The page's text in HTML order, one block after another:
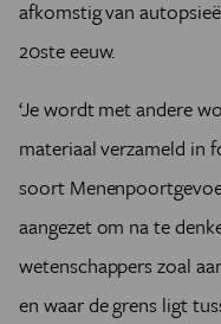
afkomstig van
20ste eeuw.
‘Je wordt met andere
materiaal verzameld in
soort
aangezet om na te
wetenschappers zoal
en waar de grens ligt